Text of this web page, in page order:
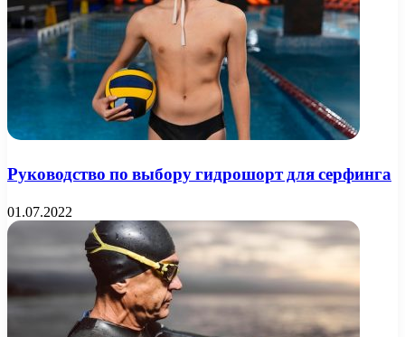
Руководство по выбору гидрошорт для серфинга
01.07.2022